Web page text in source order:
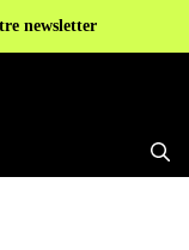
newsletter